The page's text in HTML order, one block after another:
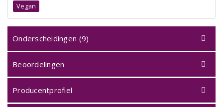
Vegan
Onderscheidingen (9)
Beoordelingen
Producentprofiel